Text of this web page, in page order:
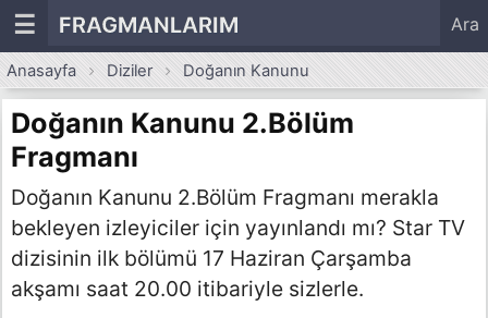
☰ FRAGMANLARIM Ara
Anasayfa Diziler Doğanın Kanunu
Doğanın Kanunu 2.Bölüm
Fragmanı
Doğanın Kanunu 2.Bölüm Fragmanı merakla
bekleyen izleyiciler için yayınlandı mı? Star TV
dizisinin ilk bölümü 17 Haziran Çarşamba
akşamı saat 20.00 itibariyle sizlerle.